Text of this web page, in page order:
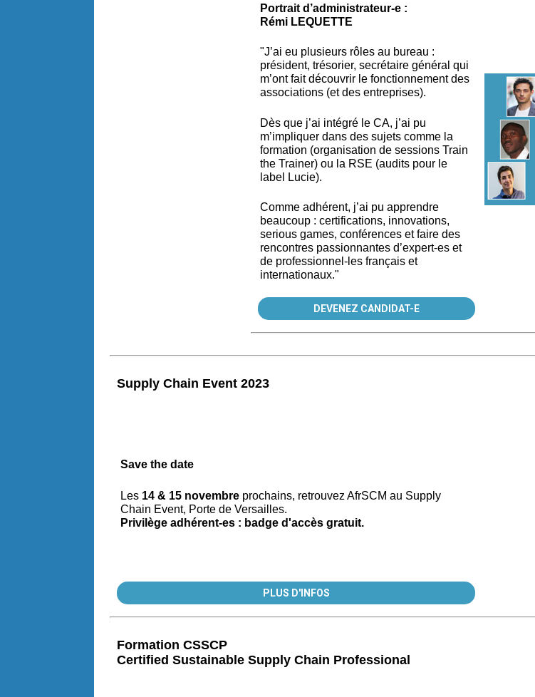
Portrait d’administrateur-e :
Rémi LEQUETTE
"J’ai eu plusieurs rôles au bureau :
président, trésorier, secrétaire général qui
m’ont fait découvrir le fonctionnement des
associations (et des entreprises).
Dès que j’ai intégré le CA, j’ai pu
m’impliquer dans des sujets comme la
formation (organisation de sessions Train
the Trainer) ou la RSE (audits pour le
label Lucie).
Comme adhérent, j’ai pu apprendre
beaucoup : certifications, innovations,
serious games, conférences et faire des
rencontres passionnantes d’expert-es et
de professionnel-les français et
internationaux."
DEVENEZ CANDIDAT-E
Supply Chain Event 2023
Save the date
Les 14 & 15 novembre prochains, retrouvez AfrSCM au Supply
Chain Event, Porte de Versailles.
Privilège adhérent-es : badge d'accès gratuit.
PLUS D'INFOS
Formation CSSCP
Certified Sustainable Supply Chain Professional